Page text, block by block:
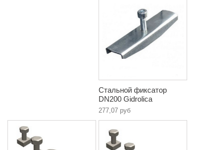
Стальной фиксатор
DN200 Gidrolica
277,07 руб